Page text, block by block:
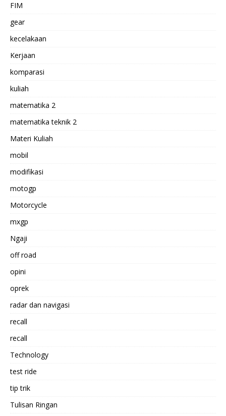
FIM
gear
kecelakaan
Kerjaan
komparasi
kuliah
matematika 2
matematika teknik 2
Materi Kuliah
mobil
modifikasi
motogp
Motorcycle
mxgp
Ngaji
off road
opini
oprek
radar dan navigasi
recall
recall
Technology
test ride
tip trik
Tulisan Ringan